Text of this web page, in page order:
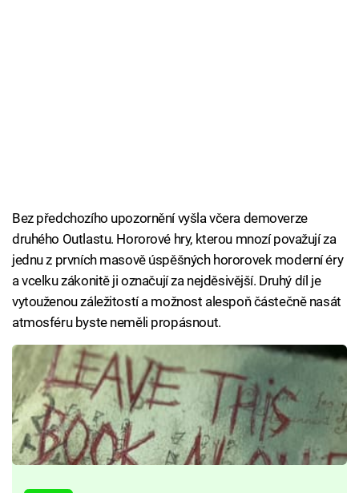
Bez předchozího upozornění vyšla včera demoverze
druhého Outlastu. Hororové hry, kterou mnozí považují za
jednu z prvních masově úspěšných hororovek moderní éry
a vcelku zákonitě ji označují za nejděsivější. Druhý díl je
vytouženou záležitostí a možnost alespoň částečně nasát
atmosféru byste neměli propásnout.